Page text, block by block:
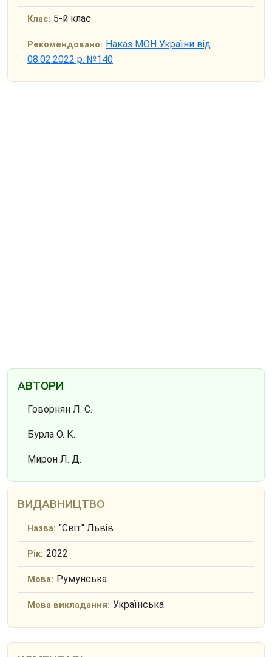
Клас: 5-й клас
Рекомендовано: Наказ МОН України від
08.02.2022 р. №140
АВТОРИ
Говорнян Л. С.
Бурла О. К.
Мирон Л. Д.
ВИДАВНИЦТВО
Назва: "Світ" Львів
Рік: 2022
Мова: Румунська
Мова викладання: Українська